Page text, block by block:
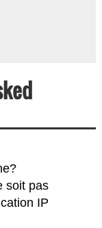
soit pas
IP